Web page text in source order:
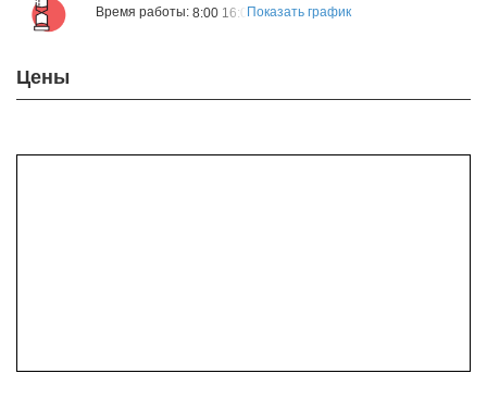
Время работы: 8:00 16:00Показать график
Цены